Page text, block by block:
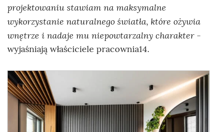
projektowaniu stawiam na maksymalne
wykorzystanie naturalnego światła, które ożywia
wnętrze i nadaje mu niepowtarzalny charakter -
wyjaśniają właściciele pracownia14.